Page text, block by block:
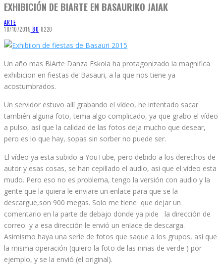
EXHIBICIÓN DE BIARTE EN BASAURIKO JAIAK
ARTE
18/10/2015 80 8220
Un año mas BiArte Danza Eskola ha protagonizado la magnifica
exhibicion en fiestas de Basauri, a la que nos tiene ya
acostumbrados.
Un servidor estuvo allí grabando el vídeo, he intentado sacar
también alguna foto, tema algo complicado, ya que grabo el vídeo
a pulso, así que la calidad de las fotos deja mucho que desear,
pero es lo que hay, sopas sin sorber no puede ser.
El vídeo ya esta subido a YouTube, pero debido a los derechos de
autor y esas cosas, se han cepillado el audio, asi que el vídeo esta
mudo. Pero eso no es problema, tengo la versión con audio y la
gente que la quiera le enviare un enlace para que se la
descargue,son 900 megas. Solo me tiene que dejar un
comentario en la parte de debajo donde ya pide la dirección de
correo y a esa dirección le envió un enlace de descarga.
Asimismo haya una serie de fotos que saque a los grupos, así que
la misma operación (quiero la foto de las niñas de verde ) por
ejemplo, y se la envió (el original).